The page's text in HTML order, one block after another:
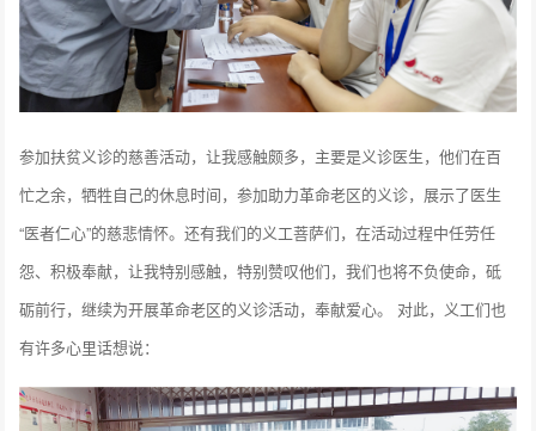
参加扶贫义诊的慈善活动，让我感触颇多，主要是义诊医生，他们在百
忙之余，牺牲自己的休息时间，参加助力革命老区的义诊，展示了医生
“医者仁心”的慈悲情怀。还有我们的义工菩萨们，在活动过程中任劳任
怨、积极奉献，让我特别感触，特别赞叹他们，我们也将不负使命，砥
砺前行，继续为开展革命老区的义诊活动，奉献爱心。 对此，义工们也
有许多心里话想说：